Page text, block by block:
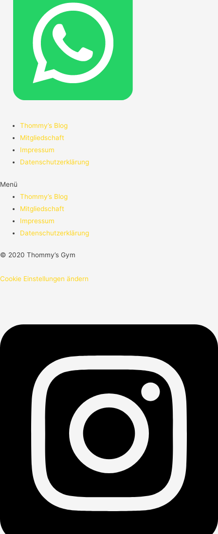
Thommy’s Blog
Mitgliedschaft
Impressum
Datenschutzerklärung
Menü
Thommy’s Blog
Mitgliedschaft
Impressum
Datenschutzerklärung
© 2020 Thommy’s Gym
Cookie Einstellungen ändern